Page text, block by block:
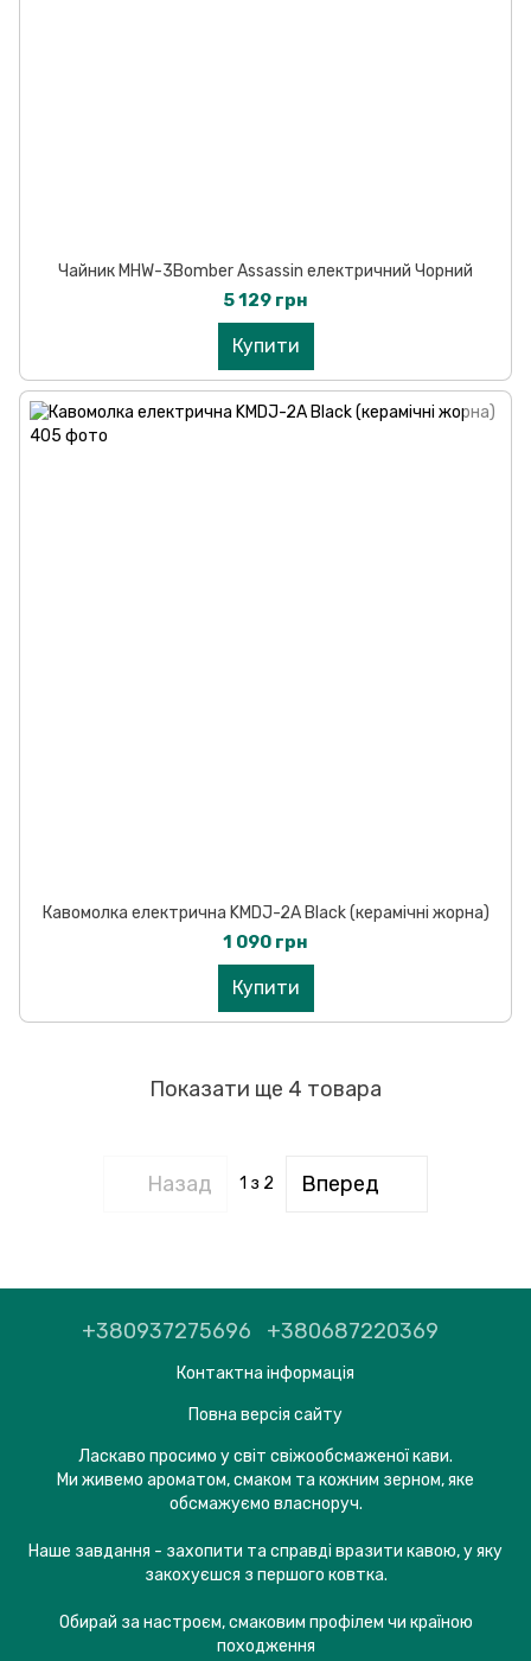
Чайник MHW-3Bomber Assassin електричний Чорний
5 129 грн
Купити
Кавомолка електрична KMDJ-2A Black (керамічні жорна)
1 090 грн
Купити
Показати ще 4 товара
Назад 1 з 2 Вперед
+380937275696 +380687220369
Контактна інформація
Повна версія сайту
Ласкаво просимо у світ свіжообсмаженої кави.
Ми живемо ароматом, смаком та кожним зерном, яке
обсмажуємо власноруч.
Наше завдання - захопити та справді вразити кавою, у яку
закохуєшся з першого ковтка.
Обирай за настроєм, смаковим профілем чи країною
походження